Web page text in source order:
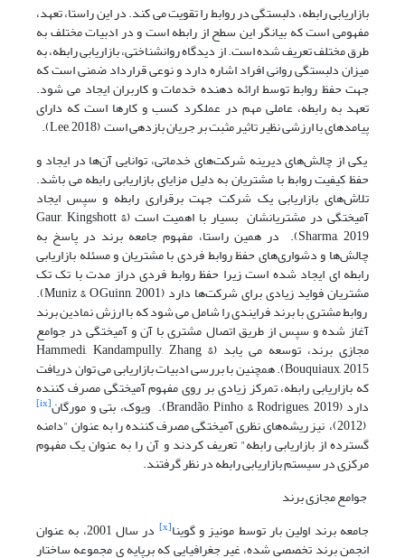
بازاریابی رابطه، دلبستگی در روابط را تقویت می کند. در این راستا، تعهد،
مفهومی است که بیانگر این سطح از رابطه است و در ادبیات مختلف به
طرق مختلف تعریف شده است. از دیدگاه روانشناختی، بازاریابی رابطه، به
میزان دلبستگی روانی افراد اشاره دارد و نوعی قرارداد ضمنی است که
جهت حفظ روابط توسط ارائه دهنده خدمات و کاربران ایجاد می شود.
تعهد به رابطه، عاملی مهم در عملکرد کسب و کارها است که دارای
پیامدهای با ارزشی نظیر تاثیر مثبت بر جریان بازدهی است (Lee, 2018).
یکی از چالش‌های دیرینه شرکت‌های خدماتی، توانایی آن‌ها در ایجاد و
حفظ کیفیت روابط با مشتریان به دلیل مزایای بازاریابی رابطه می باشد.
تلاش‌های بازاریابی یک شرکت جهت برقراری رابطه و سپس ایجاد
آمیختگی در مشتریانشان بسیار با اهمیت است (Gaur, Kingshott &
Sharma, 2019). در همین راستا، مفهوم جامعه برند در پاسخ به
چالش‌ها و دشواری‌های حفظ روابط فردی با مشتریان و مسئله بازاریابی
رابطه ای ایجاد شده است زیرا حفظ روابط فردی دراز مدت با تک تک
مشتریان فواید زیادی برای شرکت‌ها دارد (Muniz & O,Guinn, 2001).
روابط مشتری با برند فرایندی را شامل می شود که با ارزش نمادین برند
آغاز شده و سپس از طریق اتصال مشتری با آن و آمیختگی در جوامع
مجازی برند، توسعه می یابد (Hammedi, Kandampully, Zhang &
Bouquiaux, 2015). همچنین با بررسی ادبیات بازاریابی می توان دریافت
که بازاریابی رابطه، تمرکز زیادی بر روی مفهوم آمیختگی مصرف کننده
دارد (Brandão, Pinho & Rodrigues, 2019). ویوک، بتی و مورگان [ix]
(2012)، نیز ریشه‌های نظری آمیختگی مصرف کننده را به عنوان "دامنه
گسترده از بازاریابی رابطه" تعریف کردند و آن را به عنوان یک مفهوم
مرکزی در سیستم بازاریابی رابطه در نظر گرفتند.
جوامع مجازی برند
جامعه برند اولین بار توسط مونیز و گوینا[x] در سال 2001، به عنوان
انجمن برند تخصصی شده، غیر جغرافیایی که برپایه ی مجموعه ساختار